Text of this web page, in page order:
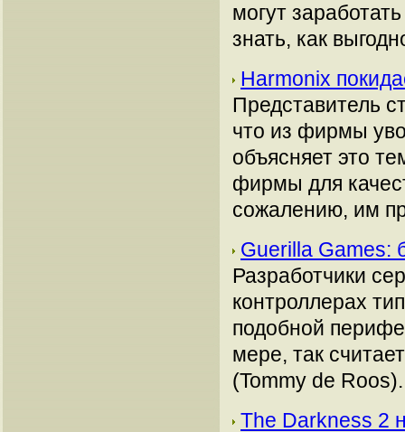
могут
знать, как
Harmonix
Представитель
что из фирмы
объясняет это
фирмы для
сожалению, им
Guerilla Games:
Разработчики
контроллерах
подобной
мере, так
(Tommy de Roos).
The Darkness 2